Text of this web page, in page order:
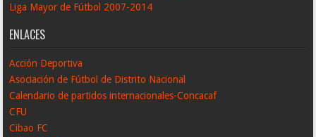
Liga Mayor de Fútbol 2007-2014
ENLACES
Acción Deportiva
Asociación de Fútbol de Distrito Nacional
Calendario de partidos internacionales-Concacaf
CFU
Cibao FC